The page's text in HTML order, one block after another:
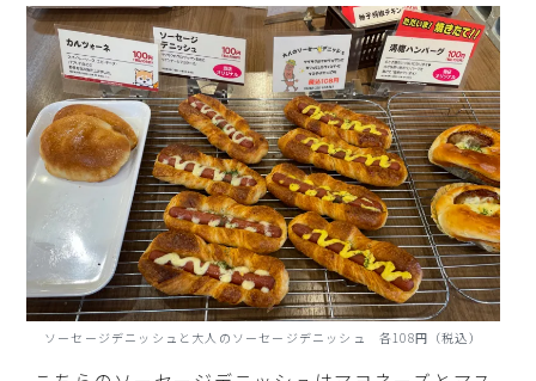
ソーセージデニッシュと大人のソーセージデニッシュ 各108円（税込）